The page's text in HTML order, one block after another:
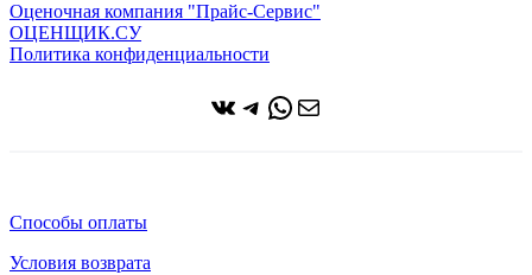
Оценочная компания "Прайс-Сервис"
ОЦЕНЩИК.СУ
Политика конфиденциальности
ВКонтакте
Telegram
WhatsApp
Почта
Способы оплаты
Условия возврата